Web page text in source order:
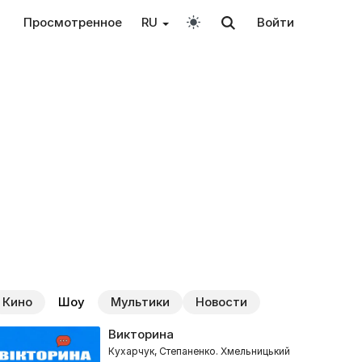
Просмотренное RU Войти
Кино Шоу Мультики Новости
Викторина
Кухарчук, Степаненко. Хмельницький